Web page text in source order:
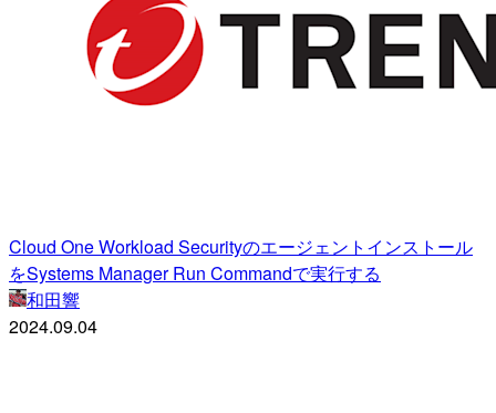
Cloud One Workload Securityのエージェントインストール
をSystems Manager Run Commandで実行する
和田響
2024.09.04